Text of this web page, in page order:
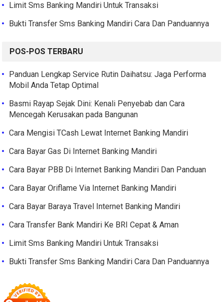
Limit Sms Banking Mandiri Untuk Transaksi
Bukti Transfer Sms Banking Mandiri Cara Dan Panduannya
POS-POS TERBARU
Panduan Lengkap Service Rutin Daihatsu: Jaga Performa
Mobil Anda Tetap Optimal
Basmi Rayap Sejak Dini: Kenali Penyebab dan Cara
Mencegah Kerusakan pada Bangunan
Cara Mengisi TCash Lewat Internet Banking Mandiri
Cara Bayar Gas Di Internet Banking Mandiri
Cara Bayar PBB Di Internet Banking Mandiri Dan Panduan
Cara Bayar Oriflame Via Internet Banking Mandiri
Cara Bayar Baraya Travel Internet Banking Mandiri
Cara Transfer Bank Mandiri Ke BRI Cepat & Aman
Limit Sms Banking Mandiri Untuk Transaksi
Bukti Transfer Sms Banking Mandiri Cara Dan Panduannya